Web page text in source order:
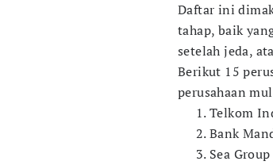
Daftar ini
tahap, baik
setelah jeda,
Berikut 15
perusahaan
Telkom
Bank
Sea